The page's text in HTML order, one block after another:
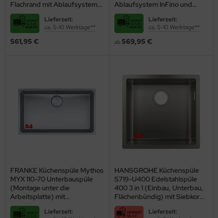
großen Ränder oder Lücken verbleiben.
Überzeugen auch Sie sichvon der hohen Funktionalität und Ästhetik
derEdelstahlspülen
! Bestellen Sie jetzt online und lassen Sie sich die
Flachrand mit Ablaufsystem
InFino und PushControl
Lieferzeit:
ca. 5-10 Werktage**
561,95 €
Ablaufsystem InFino und
Handbetätigung
Lieferzeit:
ca. 5-10 Werktage**
ab 569,95 €
FRANKE Küchenspüle Mythos
MYX 110-70 Unterbauspüle
(Montage unter die
Arbeitsplatte) mit
Integralablauf und Siebkorb
als Druckknopfventil
Lieferzeit:
HANSGROHE Küchenspüle
S719-U400 Edelstahlspüle
400 3 in 1 (Einbau, Unterbau,
Flächenbündig) mit Siebkorb
als Stopfen- oder
Drehknopfventil
Lieferzeit: